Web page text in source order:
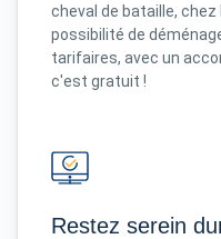
cheval de bataille,
possibilité de
tarifaires, avec un
c'est gratuit !
Restez serein